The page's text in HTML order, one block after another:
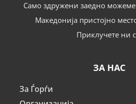
Само здружени заедно
Македонија пристојно
Приклучете ни
ЗА НАС
За Ѓорѓи